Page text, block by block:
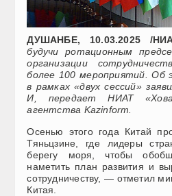
ДУШАНБЕ, 10.03.2025 /
будучи ротационным
организации
более 100 мероприятий. Об
в рамках «двух сессий»
И, передает НИАТ
агентства Kazinform.
Осенью этого года Китай
Тяньцзине, где лидеры
берегу моря, чтобы
наметить план развития и
сотрудничеству, — отметил
Китая.